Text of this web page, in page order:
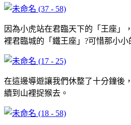
因為小虎站在君臨天下的「王座」
裡君臨城的「鐵王座」?可惜那小小
在這邊導遊讓我們休整了十分鐘後
續到山裡捉猴去。